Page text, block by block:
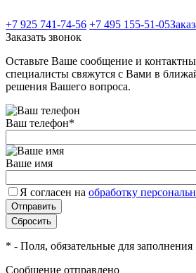
+7 925 741-74-56 +7 495 155-51-05
Заказать звонок
Оставьте Ваше сообщение и
специалисты свяжутся с Вами в
решения Вашего вопроса.
Ваш телефон*
Ваше имя
Я согласен на обработку
* - Поля, обязательные для заполнения
Сообщение отправлено